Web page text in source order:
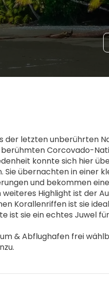
der letzten unberührten
Corcovado-
konnte sich hier
übernachten in einer
und bekommen
Highlight ist der
Korallenriffen ist sie
ist sie ein echtes Juwel
& Abflughafen frei